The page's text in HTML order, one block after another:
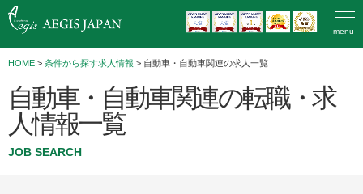
menu
HOME > 条件から探す求人情報 > 自動車・自動車関連の求人一覧
自動車・自動車関連の転職・求
人情報一覧
JOB SEARCH